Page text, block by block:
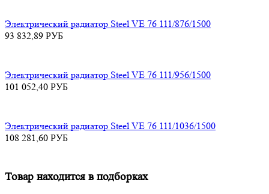
Электрический радиатор Steel VE 76 111/876/1500
93 832,89 РУБ
Электрический радиатор Steel VE 76 111/956/1500
101 052,40 РУБ
Электрический радиатор Steel VE 76 111/1036/1500
108 281,60 РУБ
Товар находится в подборках